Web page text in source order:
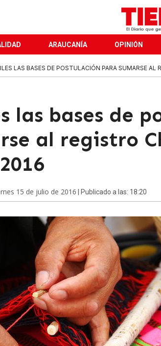
ARAUCANÍA OPINIÓN
LAS BASES DE POSTULACIÓN PARA SUMARSE AL
las bases de
al registro
15 de julio de 2016 | Publicado a las: 18:20